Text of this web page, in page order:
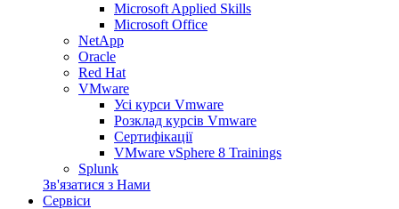
Microsoft Applied Skills
Microsoft Office
NetApp
Oracle
Red Hat
VMware
Усі курси Vmware
Розклад курсів Vmware
Сертифікації
VMware vSphere 8 Trainings
Splunk
Зв'язатися з Нами
Сервіси